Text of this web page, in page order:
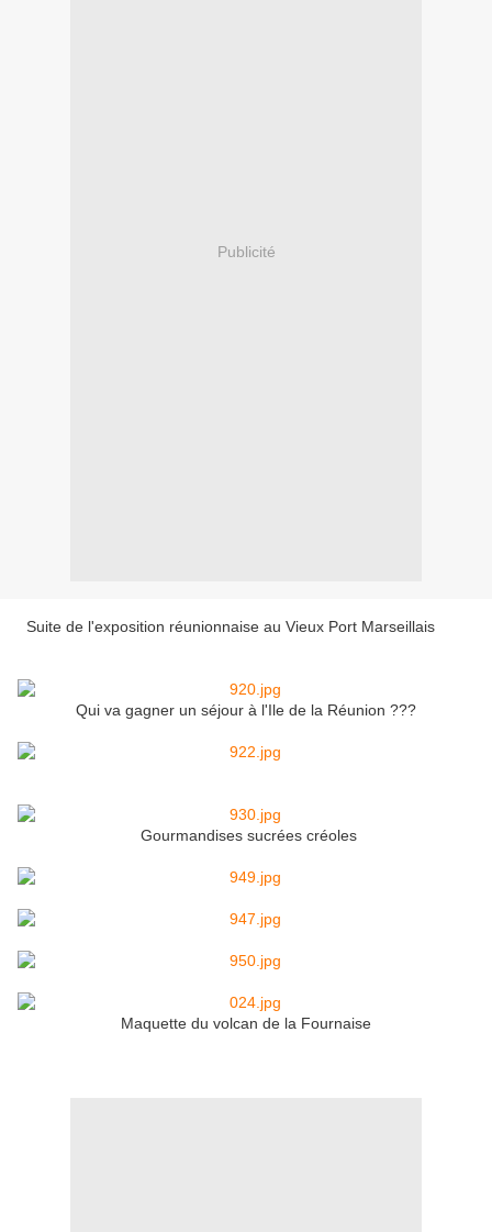
Publicité
Suite de l'exposition réunionnaise au Vieux Port Marseillais
Qui va gagner un séjour à l'Ile de la Réunion ???
Gourmandises sucrées créoles
Maquette du volcan de la Fournaise